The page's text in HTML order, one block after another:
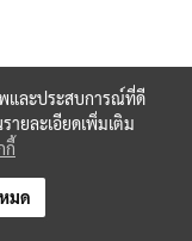
และประสบการณ์ที่ดี
ายละเอียดเพิ่มเติม
กี้
มด